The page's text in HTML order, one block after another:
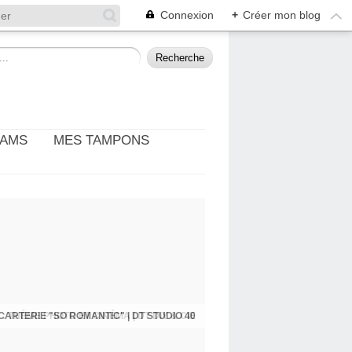
Connexion + Créer mon blog
MES TAMPONS
"SO ROMANTIC" | DT STUDIO 40
THÈME PHOTO ET CINÉMA | DT DIY & CIE